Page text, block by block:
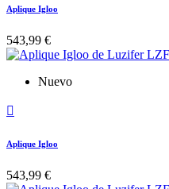
Aplique Igloo
543,99 €
Nuevo

Aplique Igloo
543,99 €